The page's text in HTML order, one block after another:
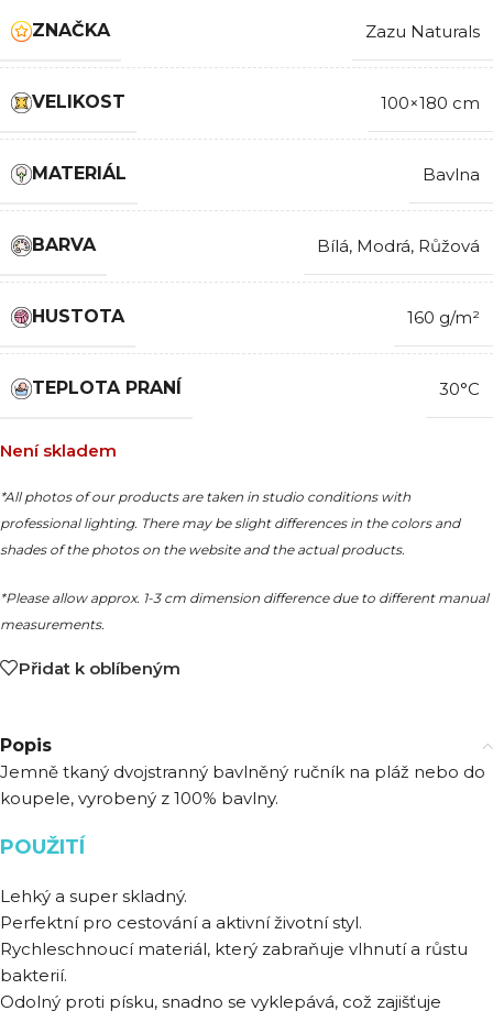
ZNAČKA Zazu Naturals
VELIKOST 100×180 cm
MATERIÁL Bavlna
BARVA Bílá, Modrá, Růžová
HUSTOTA 160 g/m²
TEPLOTA PRANÍ 30°C
Není skladem
*All photos of our products are taken in studio conditions with
professional lighting. There may be slight differences in the colors and
shades of the photos on the website and the actual products.
*Please allow approx. 1-3 cm dimension difference due to different manual
measurements.
Přidat k oblíbeným
Popis
Jemně tkaný dvojstranný bavlněný ručník na pláž nebo do
koupele, vyrobený z 100% bavlny.
POUŽITÍ
Lehký a super skladný.
Perfektní pro cestování a aktivní životní styl.
Rychleschnoucí materiál, který zabraňuje vlhnutí a růstu
bakterií.
Odolný proti písku, snadno se vyklepává, což zajišťuje